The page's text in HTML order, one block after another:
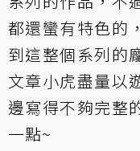
都還蠻有特色的
到這整個系列的
文章小虎盡量以
邊寫得不夠完整
一點~